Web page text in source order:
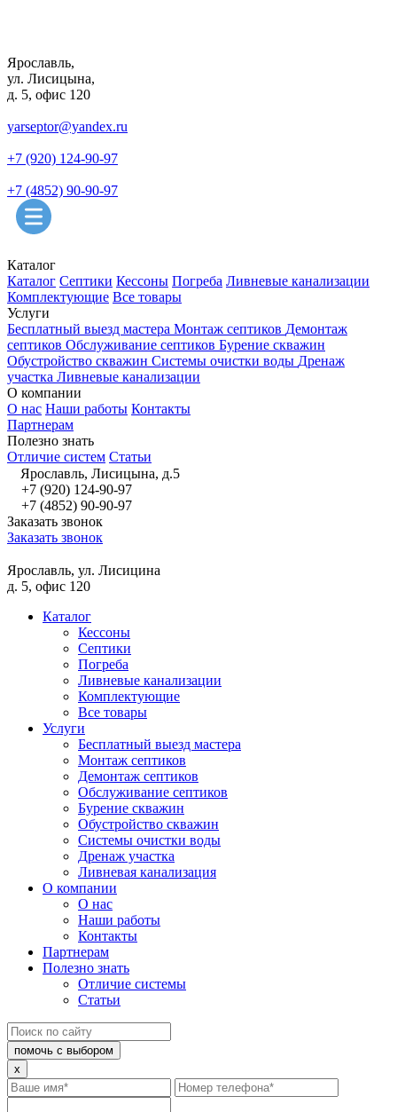
Ярославль,
ул. Лисицына,
д. 5, офис 120
yarseptor@yandex.ru
+7 (920) 124-90-97
+7 (4852) 90-90-97
Каталог
Каталог Септики Кессоны Погреба Ливневые канализации
Комплектующие Все товары
Услуги
Бесплатный выезд мастера Монтаж септиков Демонтаж
септиков Обслуживание септиков Бурение скважин
Обустройство скважин Системы очистки воды Дренаж
участка Ливневые канализации
О компании
О нас Наши работы Контакты
Партнерам
Полезно знать
Отличие систем Статьи
Ярославль, Лисицына, д.5
+7 (920) 124-90-97
+7 (4852) 90-90-97
Заказать звонок
Заказать звонок
Ярославль, ул. Лисицина
д. 5, офис 120
Каталог
Кессоны
Септики
Погреба
Ливневые канализации
Комплектующие
Все товары
Услуги
Бесплатный выезд мастера
Монтаж септиков
Демонтаж септиков
Обслуживание септиков
Бурение скважин
Обустройство скважин
Системы очистки воды
Дренаж участка
Ливневая канализация
О компании
О нас
Наши работы
Контакты
Партнерам
Полезно знать
Отличие системы
Статьи
помочь с выбором
x